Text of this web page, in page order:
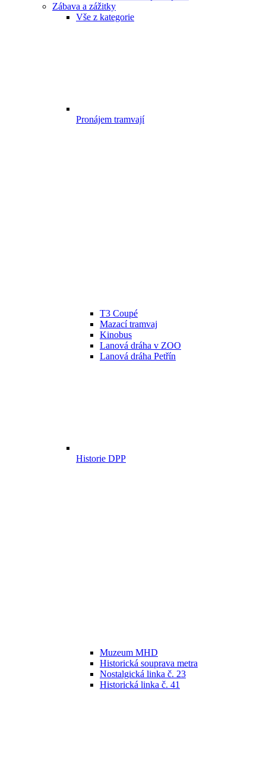
Zábava a zážitky
Vše z kategorie
Pronájem tramvají
T3 Coupé
Mazací tramvaj
Kinobus
Lanová dráha v ZOO
Lanová dráha Petřín
Historie DPP
Muzeum MHD
Historická souprava metra
Nostalgická linka č. 23
Historická linka č. 41